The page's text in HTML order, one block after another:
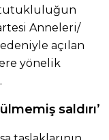
tutukluluğun
Anneleri/
açılan
yönelik
saldırı’